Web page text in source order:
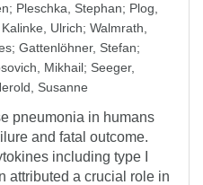
; Pleschka, Stephan; Plog,
Kalinke, Ulrich; Walmrath,
; Gattenlöhner, Stefan;
Mikhail; Seeger,
Susanne
pneumonia in humans
and fatal outcome.
including type I
attributed a crucial role in